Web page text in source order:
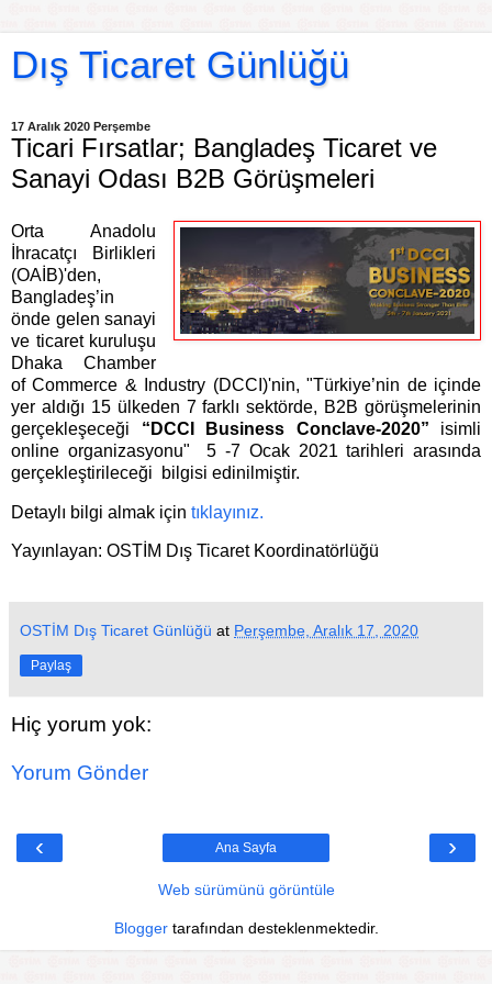
Dış Ticaret Günlüğü
17 Aralık 2020 Perşembe
Ticari Fırsatlar; Bangladeş Ticaret ve
Sanayi Odası B2B Görüşmeleri
Orta Anadolu
İhracatçı Birlikleri
(OAİB)'den,
Bangladeş’in
önde gelen sanayi
ve ticaret kuruluşu
Dhaka Chamber
of Commerce & Industry (DCCI)'nin, "Türkiye’nin de içinde
yer aldığı 15 ülkeden 7 farklı sektörde, B2B görüşmelerinin
gerçekleşeceği “DCCI Business Conclave-2020” isimli
online organizasyonu" 5 -7 Ocak 2021 tarihleri arasında
gerçekleştirileceği bilgisi edinilmiştir.
Detaylı bilgi almak için tıklayınız.
Yayınlayan: OSTİM Dış Ticaret Koordinatörlüğü
OSTİM Dış Ticaret Günlüğü at Perşembe, Aralık 17, 2020
Paylaş
Hiç yorum yok:
Yorum Gönder
‹ ›
Ana Sayfa
Web sürümünü görüntüle
Bloggertarafından desteklenmektedir.